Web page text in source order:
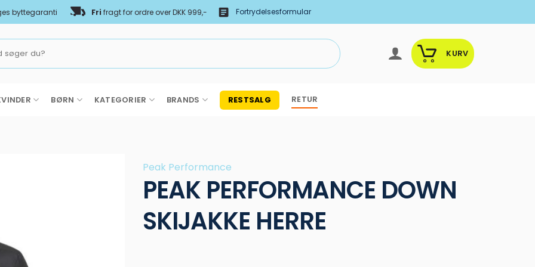
byttegaranti Fri fragt for ordre over DKK 999,- Fortrydelsesformular
KURV
BØRN KATEGORIER BRANDS RESTSALG RETUR
Peak Performance
PEAK PERFORMANCE DOWN
SKIJAKKE HERRE